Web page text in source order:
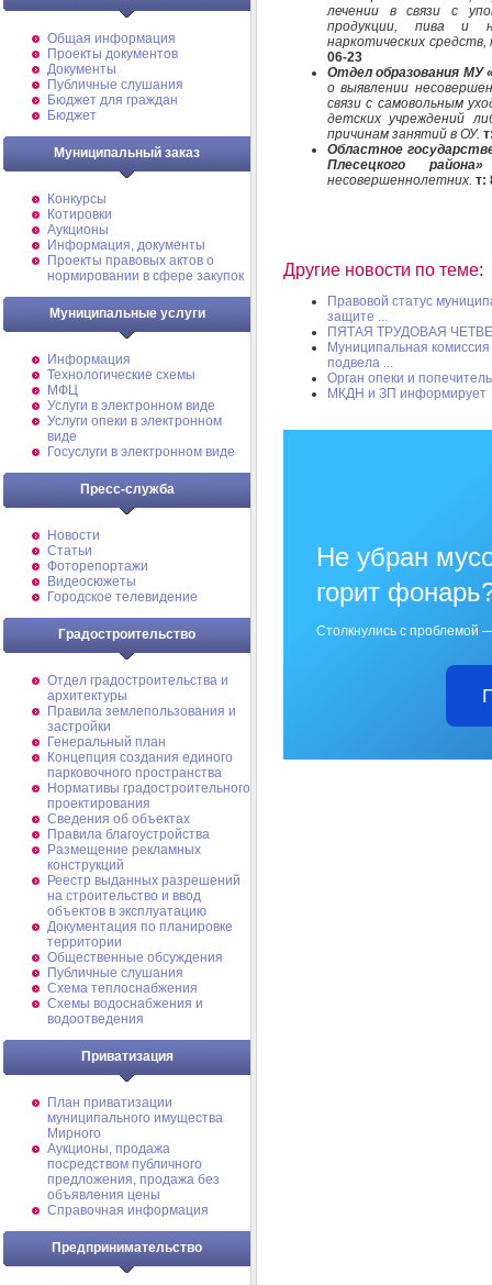
Общая информация
Проекты документов
Документы
Публичные слушания
Бюджет для граждан
Бюджет
Муниципальный заказ
Конкурсы
Котировки
Аукционы
Информация, документы
Проекты правовых актов о
нормировании в сфере закупок
Муниципальные услуги
Информация
Технологические схемы
МФЦ
Услуги в электронном виде
Услуги опеки в электронном
виде
Госуслуги в электронном виде
Пресс-служба
Новости
Статьи
Фоторепортажи
Видеосюжеты
Городское телевидение
Градостроительство
Отдел градостроительства и
архитектуры
Правила землепользования и
застройки
Генеральный план
Концепция создания единого
парковочного пространства
Нормативы градостроительного
проектирования
Сведения об объектах
Правила благоустройства
Размещение рекламных
конструкций
Реестр выданных разрешений
на строительство и ввод
объектов в эксплуатацию
Документация по планировке
территории
Общественные обсуждения
Публичные слушания
Схема теплоснабжения
Схемы водоснабжения и
водоотведения
Приватизация
План приватизации
муниципального имущества
Мирного
Аукционы, продажа
посредством публичного
предложения, продажа без
объявления цены
Справочная информация
Предпринимательство
лечении в связи с
продукции, пива и
наркотических
06-23
Отдел образования МУ
о выявлении
связи с самовольным
детских учреждений
причинам занятий в ОУ.
Областное
Плесецкого
несовершеннолетних. т:
Другие новости по теме:
Правовой статус
защите ...
ПЯТАЯ ТРУДОВАЯ
Муниципальная
подвела ...
Орган опеки и
МКДН и ЗП информирует
Не убран
горит
Столкнулись с проблемой